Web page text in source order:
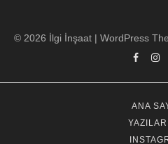
© 2026 İlgi İnşaat | WordPress
ANA